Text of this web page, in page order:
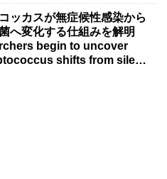
ッカスが無症候性感染から
へ変化する仕組みを解明
begin to uncover
shifts from silent